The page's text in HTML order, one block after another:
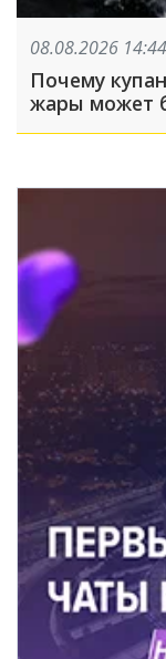
08.08.2026 14:44
Почему
жары может